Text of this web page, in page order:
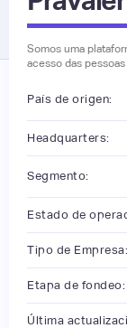
Somos uma
acesso das
País de origen:
Headquarters:
Segmento:
Estado de
Tipo de Empresa:
Etapa de fondeo:
Última